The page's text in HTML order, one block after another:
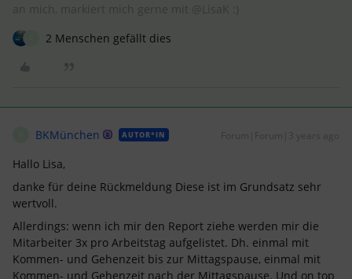
2 Menschen gefällt dies
BKMünchen AUTOR*IN Forum|Forum|3 years ago
Hallo Lisa,
danke für deine Rückmeldung Diese ist im Grundsatz sehr
wertvoll.
Allerdings: wenn ich mir den Report ziehe werden mir die
Mitarbeiter 3x pro Arbeitstag aufgelistet. Dh. einmal mit
Kommen- und Gehenzeit bis zur Mittagspause, einmal mit
Kommen- und Gehenzeit nach der Mittagspause. Und on top